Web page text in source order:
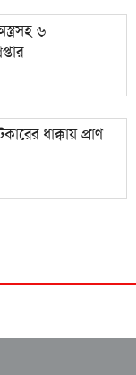
৬
ধাক্কায় প্রাণ